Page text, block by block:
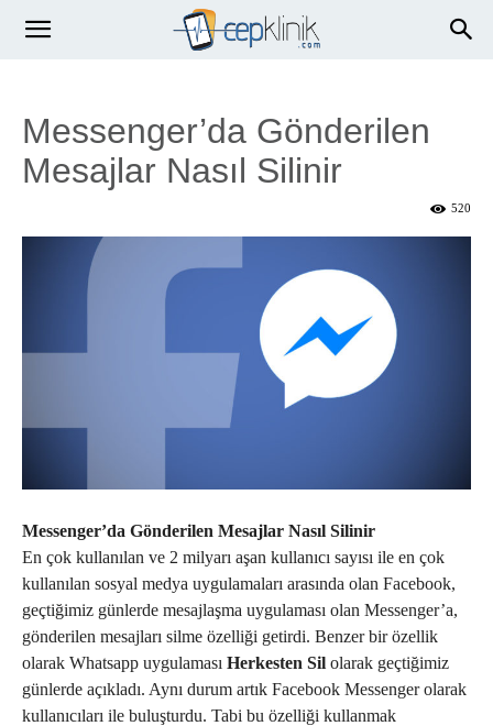
Messenger’da Gönderilen
Mesajlar Nasıl Silinir
520
Messenger’da Gönderilen Mesajlar Nasıl Silinir
En çok kullanılan ve 2 milyarı aşan kullanıcı sayısı ile en çok
kullanılan sosyal medya uygulamaları arasında olan Facebook,
geçtiğimiz günlerde mesajlaşma uygulaması olan Messenger’a,
gönderilen mesajları silme özelliği getirdi. Benzer bir özellik
olarak Whatsapp uygulaması Herkesten Sil olarak geçtiğimiz
günlerde açıkladı. Aynı durum artık Facebook Messenger olarak
kullanıcıları ile buluşturdu. Tabi bu özelliği kullanmak